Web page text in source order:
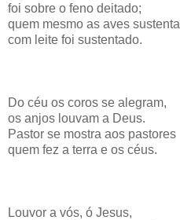
foi sobre o feno deitado;
quem mesmo as aves sustenta
com leite foi sustentado.
Do céu os coros se alegram,
os anjos louvam a Deus.
Pastor se mostra aos pastores
quem fez a terra e os céus.
Louvor a vós, ó Jesus,